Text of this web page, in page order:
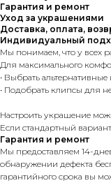
Гарантия и ремонт
Уход за украшениями
Доставка, оплата,
Индивидуальный
Мы понимаем, что у всех
Для максимального
• Выбрать
• Подобрать клипсы для
Настроить украшение
Если стандартный
Гарантия и ремонт
Мы предоставляем 14-
обнаружении дефекта
гарантийного срока вы